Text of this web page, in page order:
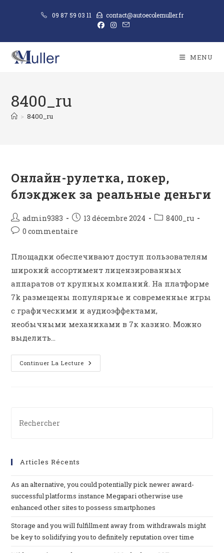
09 87 59 03 11 contact@autoecolemuller.fr
MENU
8400_ru
> 8400_ru
Онлайн-рулетка, покер,
блэкджек за реальные деньги
admin9383 13 décembre 2024
8400_ru
0 commentaire
Площадки обеспечивают доступ пользователям
широкий ассортимент лицензированных
аппаратов от крупных компаний. На платформе
7k размещены популярные и современные игры
с графическими и аудиоэффектами,
необычными механиками в 7к казино. Можно
выделить…
Continuer La Lecture
Articles Récents
As an alternative, you could potentially pick newer award-
successful platforms instance Megapari otherwise use
enhanced other sites to possess smartphones
Storage and you will fulfillment away from withdrawals might
be key to solidifying you to definitely reputation over time